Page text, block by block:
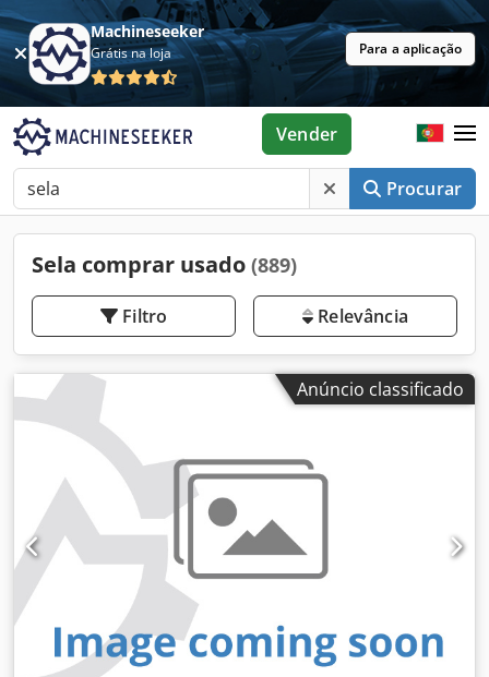
Machineseeker
Grátis na loja Para a aplicação
Procurar
Vender
Sela comprar usado (889)
Filtro Relevância
Anúncio classificado